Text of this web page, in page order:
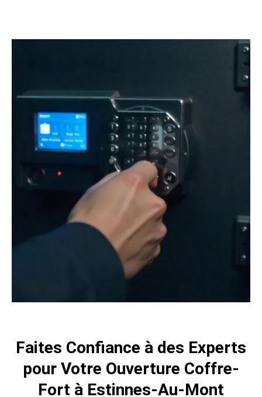
Faites Confiance à des Experts
pour Votre Ouverture Coffre-
Fort à Estinnes-Au-Mont